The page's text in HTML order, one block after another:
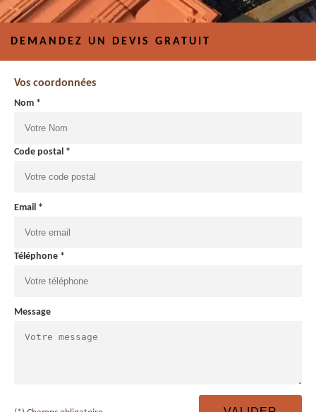
DEMANDEZ UN DEVIS GRATUIT
Vos coordonnées
Nom *
Code postal *
Email *
Téléphone *
Message